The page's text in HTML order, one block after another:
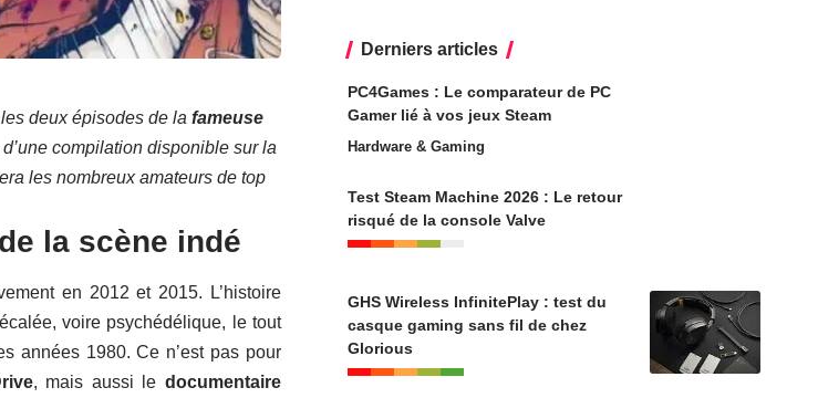
les deux épisodes de lafameuse
compilation disponible sur la
les nombreux amateurs de top
la scène indé
en 2012 et 2015. L’histoire
voire psychédélique, le tout
années 1980. Ce n’est pas pour
, mais aussi le documentaire
Derniers articles
PC4Games : Le comparateur de PC
Gamer lié à vos jeux Steam
Hardware & Gaming
Test Steam Machine 2026 : Le retour
risqué de la console Valve
GHS Wireless InfinitePlay : test du
casque gaming sans fil de chez
Glorious